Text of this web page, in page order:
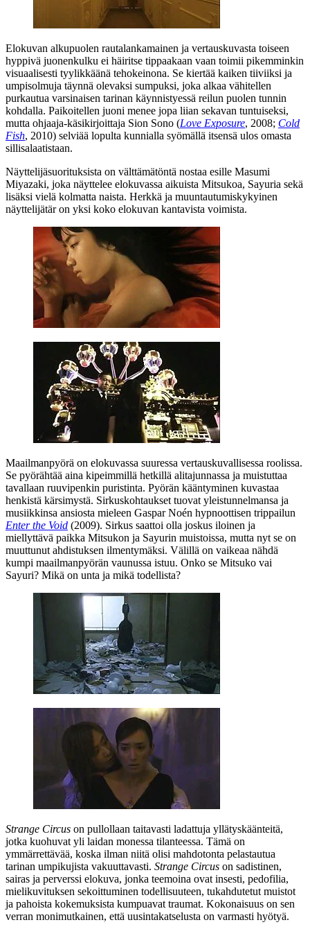
Elokuvan alkupuolen rautalankamainen ja vertauskuvasta toiseen
hyppivä juonenkulku ei häiritse tippaakaan vaan toimii pikemminkin
visuaalisesti tyylikkäänä tehokeinona. Se kiertää kaiken tiiviiksi ja
umpisolmuja täynnä olevaksi sumpuksi, joka alkaa vähitellen
purkautua varsinaisen tarinan käynnistyessä reilun puolen tunnin
kohdalla. Paikoitellen juoni menee jopa liian sekavan tuntuiseksi,
mutta ohjaaja-käsikirjoittaja Sion Sono (Love Exposure, 2008; Cold
Fish, 2010) selviää lopulta kunnialla syömällä itsensä ulos omasta
sillisalaatistaan.
Näyttelijäsuorituksista on välttämätöntä nostaa esille Masumi
Miyazaki, joka näyttelee elokuvassa aikuista Mitsukoa, Sayuria sekä
lisäksi vielä kolmatta naista. Herkkä ja muuntautumiskykyinen
näyttelijätär on yksi koko elokuvan kantavista voimista.
Maailmanpyörä on elokuvassa suuressa vertauskuvallisessa roolissa.
Se pyörähtää aina kipeimmillä hetkillä alitajunnassa ja muistuttaa
tavallaan ruuvipenkin puristinta. Pyörän kääntyminen kuvastaa
henkistä kärsimystä. Sirkuskohtaukset tuovat yleistunnelmansa ja
musiikkinsa ansiosta mieleen Gaspar Noén hypnoottisen trippailun
Enter the Void (2009). Sirkus saattoi olla joskus iloinen ja
miellyttävä paikka Mitsukon ja Sayurin muistoissa, mutta nyt se on
muuttunut ahdistuksen ilmentymäksi. Välillä on vaikeaa nähdä
kumpi maailmanpyörän vaunussa istuu. Onko se Mitsuko vai
Sayuri? Mikä on unta ja mikä todellista?
Strange Circus on pullollaan taitavasti ladattuja yllätyskäänteitä,
jotka kuohuvat yli laidan monessa tilanteessa. Tämä on
ymmärrettävää, koska ilman niitä olisi mahdotonta pelastautua
tarinan umpikujista vakuuttavasti. Strange Circus on sadistinen,
sairas ja perverssi elokuva, jonka teemoina ovat insesti, pedofilia,
mielikuvituksen sekoittuminen todellisuuteen, tukahdutetut muistot
ja pahoista kokemuksista kumpuavat traumat. Kokonaisuus on sen
verran monimutkainen, että uusintakatselusta on varmasti hyötyä.